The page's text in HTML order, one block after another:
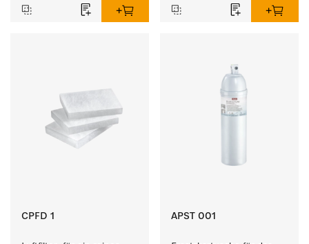
CPFD 1 APST 001